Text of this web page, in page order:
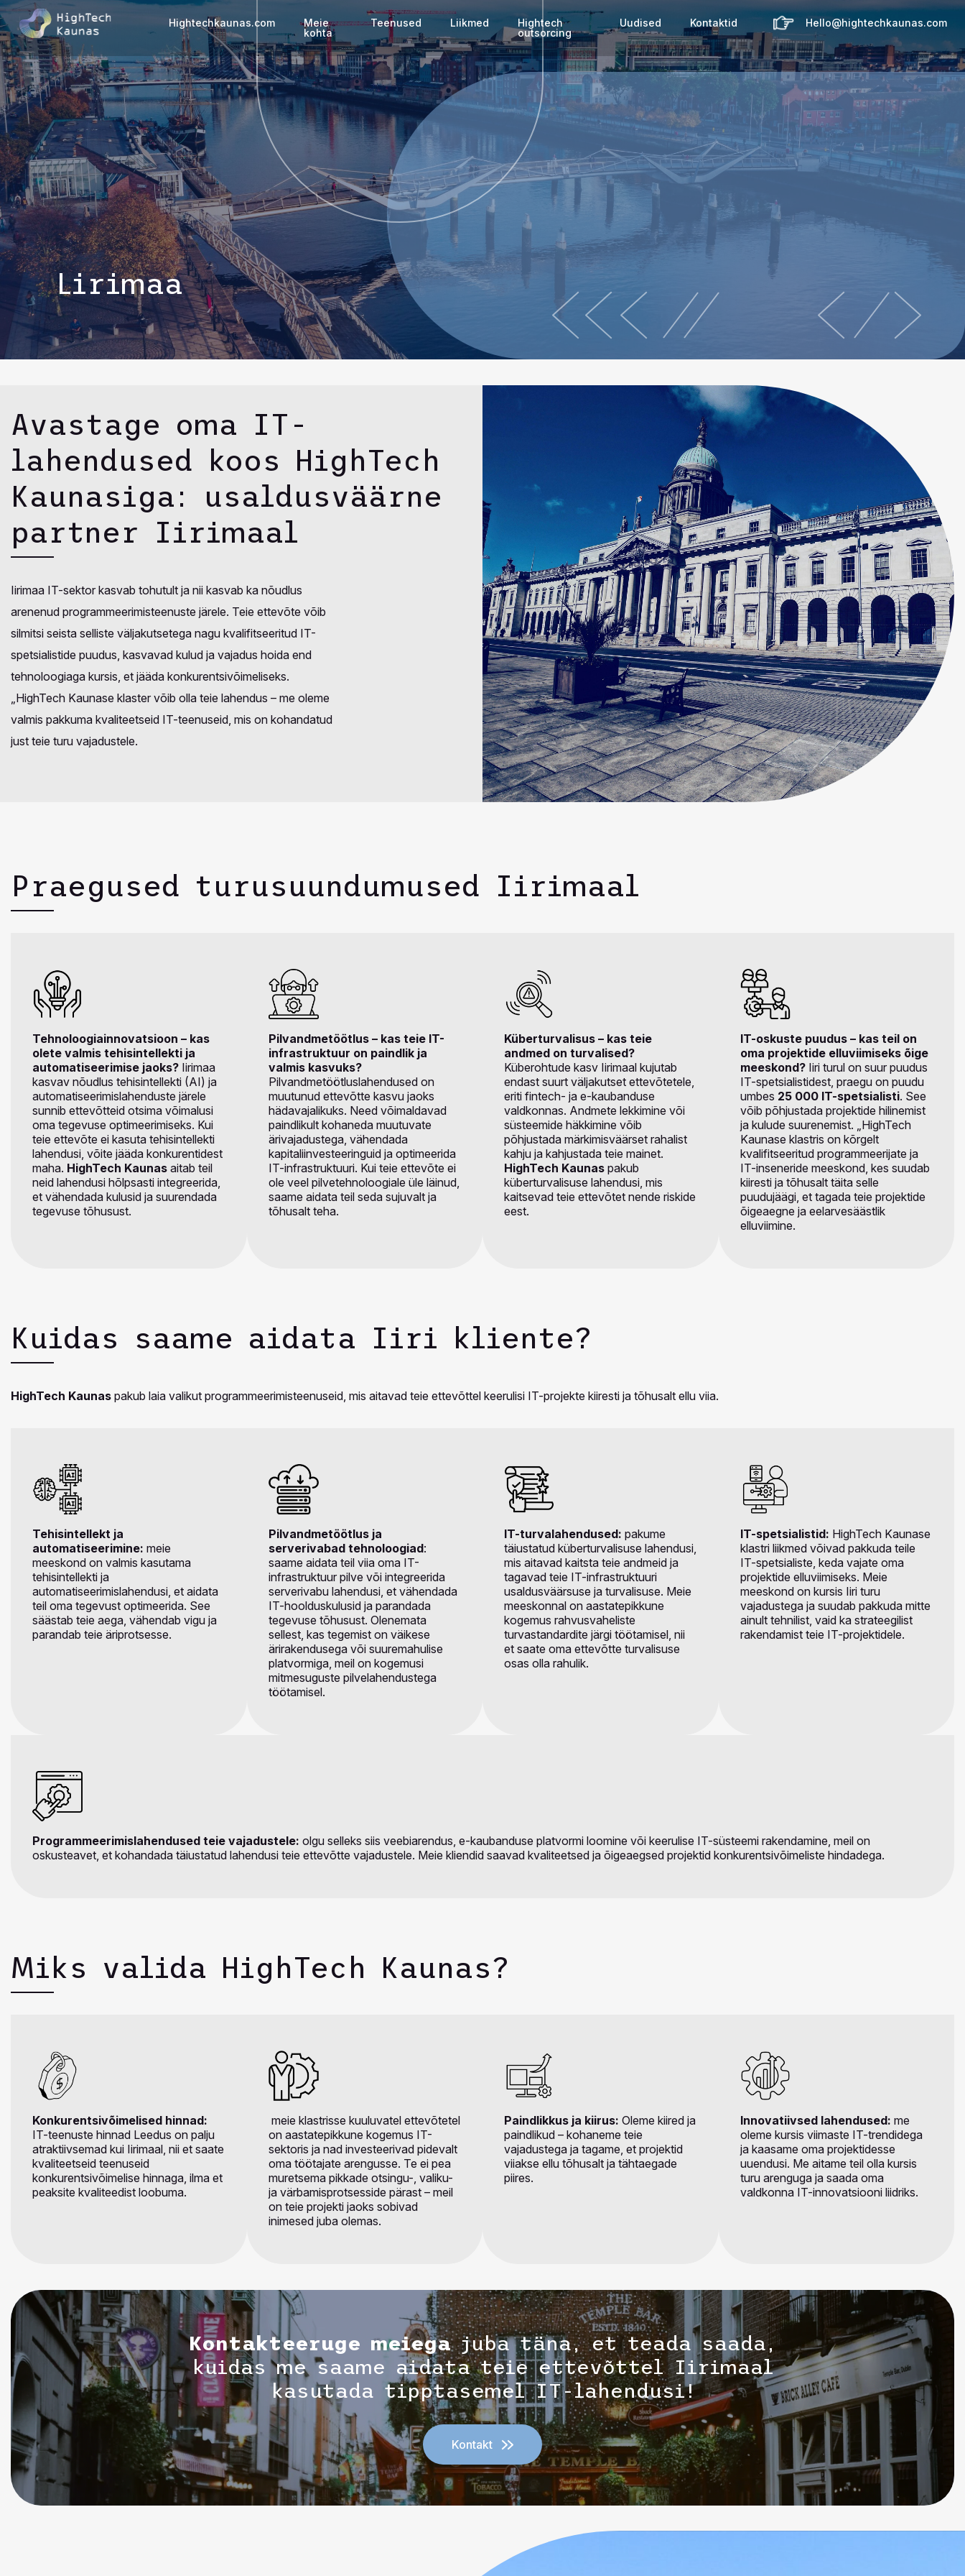
Hightechkaunas.com
Meie
kohta
Teenused Liikmed
Hightech
outsorcing
Uudised Kontaktid Hello@hightechkaunas.com
Lirimaa
Avastage oma IT-
lahendused koos HighTech
Kaunasiga: usaldusväärne
partner Iirimaal
Iirimaa IT-sektor kasvab tohutult ja nii kasvab ka nõudlus
arenenud programmeerimisteenuste järele. Teie ettevõte võib
silmitsi seista selliste väljakutsetega nagu kvalifitseeritud IT-
spetsialistide puudus, kasvavad kulud ja vajadus hoida end
tehnoloogiaga kursis, et jääda konkurentsivõimeliseks.
„HighTech Kaunase klaster võib olla teie lahendus – me oleme
valmis pakkuma kvaliteetseid IT-teenuseid, mis on kohandatud
just teie turu vajadustele.
Praegused turusuundumused Iirimaal
Tehnoloogiainnovatsioon – kas
olete valmis tehisintellekti ja
automatiseerimise jaoks? Iirimaa
kasvav nõudlus tehisintellekti (AI) ja
automatiseerimislahenduste järele
sunnib ettevõtteid otsima võimalusi
oma tegevuse optimeerimiseks. Kui
teie ettevõte ei kasuta tehisintellekti
lahendusi, võite jääda konkurentidest
maha. HighTech Kaunas aitab teil
neid lahendusi hõlpsasti integreerida,
et vähendada kulusid ja suurendada
tegevuse tõhusust.
Pilvandmetöötlus – kas teie IT-
infrastruktuur on paindlik ja
valmis kasvuks?
Pilvandmetöötluslahendused on
muutunud ettevõtte kasvu jaoks
hädavajalikuks. Need võimaldavad
paindlikult kohaneda muutuvate
ärivajadustega, vähendada
kapitaliinvesteeringuid ja optimeerida
IT-infrastruktuuri. Kui teie ettevõte ei
ole veel pilvetehnoloogiale üle läinud,
saame aidata teil seda sujuvalt ja
tõhusalt teha.
Küberturvalisus – kas teie
andmed on turvalised?
Küberohtude kasv Iirimaal kujutab
endast suurt väljakutset ettevõtetele,
eriti fintech- ja e-kaubanduse
valdkonnas. Andmete lekkimine või
süsteemide häkkimine võib
põhjustada märkimisväärset rahalist
kahju ja kahjustada teie mainet.
HighTech Kaunas pakub
küberturvalisuse lahendusi, mis
kaitsevad teie ettevõtet nende riskide
eest.
IT-oskuste puudus – kas teil on
oma projektide elluviimiseks õige
meeskond?Iiri turul on suur puudus
IT-spetsialistidest, praegu on puudu
umbes 25 000 IT-spetsialisti. See
võib põhjustada projektide hilinemist
ja kulude suurenemist. „HighTech
Kaunase klastris on kõrgelt
kvalifitseeritud programmeerijate ja
IT-inseneride meeskond, kes suudab
kiiresti ja tõhusalt täita selle
puudujäägi, et tagada teie projektide
õigeaegne ja eelarvesäästlik
elluviimine.
Kuidas saame aidata Iiri kliente?
HighTech Kaunas pakub laia valikut programmeerimisteenuseid, mis aitavad teie ettevõttel keerulisi IT-projekte kiiresti ja tõhusalt ellu viia.
Tehisintellekt ja
automatiseerimine: meie
meeskond on valmis kasutama
tehisintellekti ja
automatiseerimislahendusi, et aidata
teil oma tegevust optimeerida. See
säästab teie aega, vähendab vigu ja
parandab teie äriprotsesse.
Pilvandmetöötlus ja
serverivabad tehnoloogiad:
saame aidata teil viia oma IT-
infrastruktuur pilve või integreerida
serverivabu lahendusi, et vähendada
IT-hoolduskulusid ja parandada
tegevuse tõhusust. Olenemata
sellest, kas tegemist on väikese
ärirakendusega või suuremahulise
platvormiga, meil on kogemusi
mitmesuguste pilvelahendustega
töötamisel.
IT-turvalahendused: pakume
täiustatud küberturvalisuse lahendusi,
mis aitavad kaitsta teie andmeid ja
tagavad teie IT-infrastruktuuri
usaldusväärsuse ja turvalisuse. Meie
meeskonnal on aastatepikkune
kogemus rahvusvaheliste
turvastandardite järgi töötamisel, nii
et saate oma ettevõtte turvalisuse
osas olla rahulik.
IT-spetsialistid: HighTech Kaunase
klastri liikmed võivad pakkuda teile
IT-spetsialiste, keda vajate oma
projektide elluviimiseks. Meie
meeskond on kursis Iiri turu
vajadustega ja suudab pakkuda mitte
ainult tehnilist, vaid ka strateegilist
rakendamist teie IT-projektidele.
Programmeerimislahendused teie vajadustele: olgu selleks siis veebiarendus, e-kaubanduse platvormi loomine või keerulise IT-süsteemi rakendamine, meil on
oskusteavet, et kohandada täiustatud lahendusi teie ettevõtte vajadustele. Meie kliendid saavad kvaliteetsed ja õigeaegsed projektid konkurentsivõimeliste hindadega.
Miks valida HighTech Kaunas?
Konkurentsivõimelised hinnad:
IT-teenuste hinnad Leedus on palju
atraktiivsemad kui Iirimaal, nii et saate
kvaliteetseid teenuseid
konkurentsivõimelise hinnaga, ilma et
peaksite kvaliteedist loobuma.
meie klastrisse kuuluvatel ettevõtetel
on aastatepikkune kogemus IT-
sektoris ja nad investeerivad pidevalt
oma töötajate arengusse. Te ei pea
muretsema pikkade otsingu-, valiku-
ja värbamisprotsesside pärast – meil
on teie projekti jaoks sobivad
inimesed juba olemas.
Paindlikkus ja kiirus: Oleme kiired ja
paindlikud – kohaneme teie
vajadustega ja tagame, et projektid
viiakse ellu tõhusalt ja tähtaegade
piires.
Innovatiivsed lahendused: me
oleme kursis viimaste IT-trendidega
ja kaasame oma projektidesse
uuendusi. Me aitame teil olla kursis
turu arenguga ja saada oma
valdkonna IT-innovatsiooni liidriks.
Kontakteeruge meiegajuba täna, et teada saada,
kuidas me saame aidata teie ettevõttel Iirimaal
kasutada tipptasemel IT-lahendusi!
Kontakt